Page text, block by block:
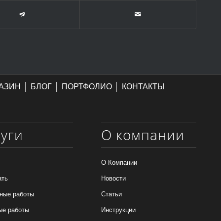
БЛОГ ПОРТФОЛИО КОНТАКТЫ
работы
работы
О компании
О Компании
Новости
Статьи
Инструкции